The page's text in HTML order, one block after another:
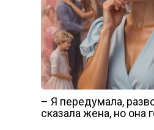
– Я передумала,
сказала жена, но она